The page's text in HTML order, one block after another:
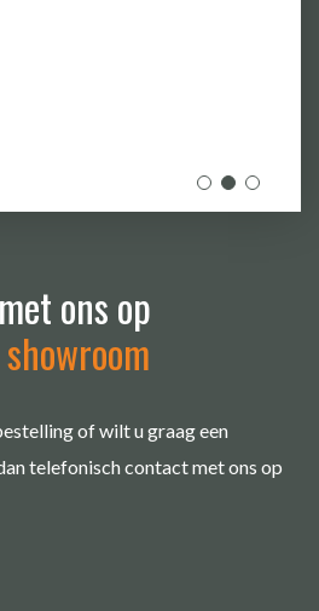
ons op
of wilt u graag een
telefonisch contact met ons op